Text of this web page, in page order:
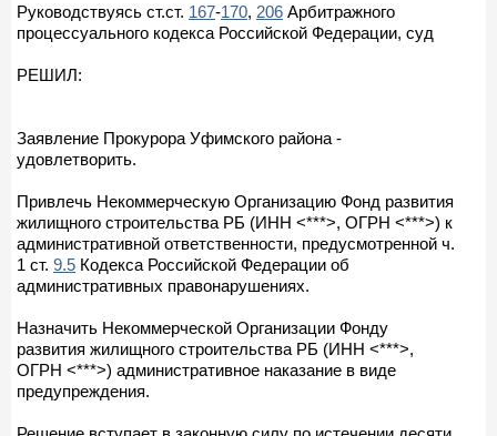
Руководствуясь ст.ст. 167-170, 206 Арбитражного
процессуального кодекса Российской Федерации, суд
РЕШИЛ:
Заявление Прокурора Уфимского района -
удовлетворить.
Привлечь Некоммерческую Организацию Фонд развития
жилищного строительства РБ (ИНН <***>, ОГРН <***>) к
административной ответственности, предусмотренной ч.
1 ст. 9.5 Кодекса Российской Федерации об
административных правонарушениях.
Назначить Некоммерческой Организации Фонду
развития жилищного строительства РБ (ИНН <***>,
ОГРН <***>) административное наказание в виде
предупреждения.